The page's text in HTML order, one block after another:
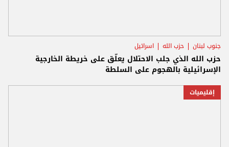
جنوب لبنان حزب الله اسرائيل
حزب الله الذي جلب الاحتلال يعلّق على خريطة الخارجية
الإسرائيلية بالهجوم على السلطة
إقليميات